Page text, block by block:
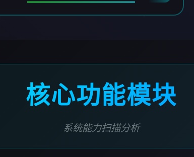
核心功能模块
系统能力扫描分析